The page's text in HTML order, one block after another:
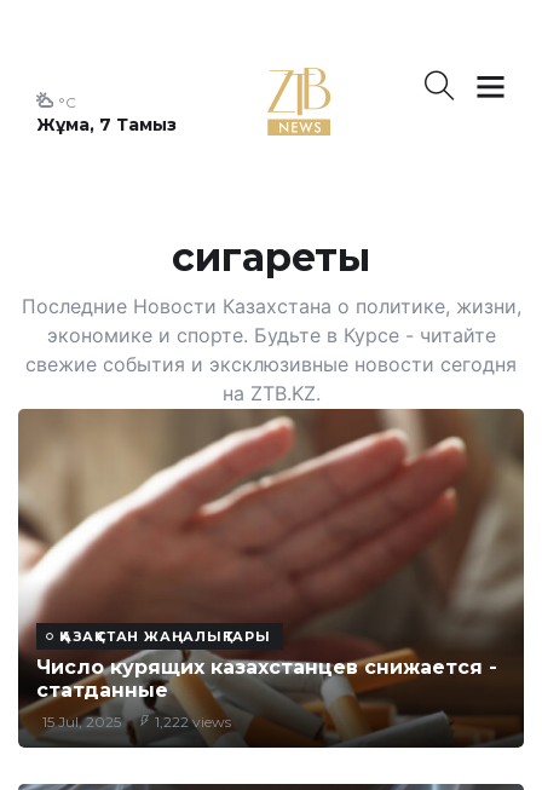
Жұма, 7 Тамыз
°C
сигареты
Последние Новости Казахстана о политике, жизни,
экономике и спорте. Будьте в Курсе - читайте
свежие события и эксклюзивные новости сегодня
на ZTB.KZ.
ҚАЗАҚСТАН ЖАҢАЛЫҚТАРЫ
Число курящих казахстанцев снижается -
статданные
15 Jul, 2025 1,222 views